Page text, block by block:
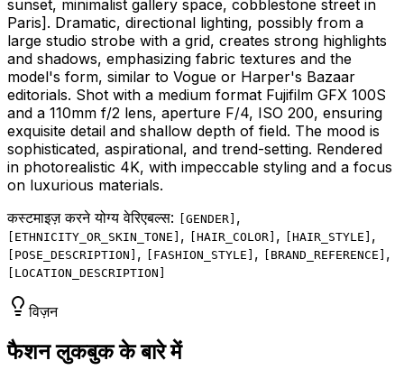
sunset, minimalist gallery space, cobblestone street in
Paris]. Dramatic, directional lighting, possibly from a
large studio strobe with a grid, creates strong highlights
and shadows, emphasizing fabric textures and the
model's form, similar to Vogue or Harper's Bazaar
editorials. Shot with a medium format Fujifilm GFX 100S
and a 110mm f/2 lens, aperture F/4, ISO 200, ensuring
exquisite detail and shallow depth of field. The mood is
sophisticated, aspirational, and trend-setting. Rendered
in photorealistic 4K, with impeccable styling and a focus
on luxurious materials.
कस्टमाइज़ करने योग्य वेरिएबल्स:
GENDER ,
ETHNICITY_OR_SKIN_TONE , HAIR_COLOR , HAIR_STYLE ,
POSE_DESCRIPTION , FASHION_STYLE , BRAND_REFERENCE ,
LOCATION_DESCRIPTION
विज़न
फैशन लुकबुक के बारे में